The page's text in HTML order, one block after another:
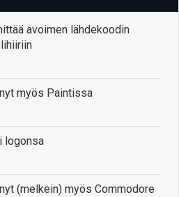
avoimen lähdekoodin
myös Paintissa
logonsa
(melkein) myös Commodore